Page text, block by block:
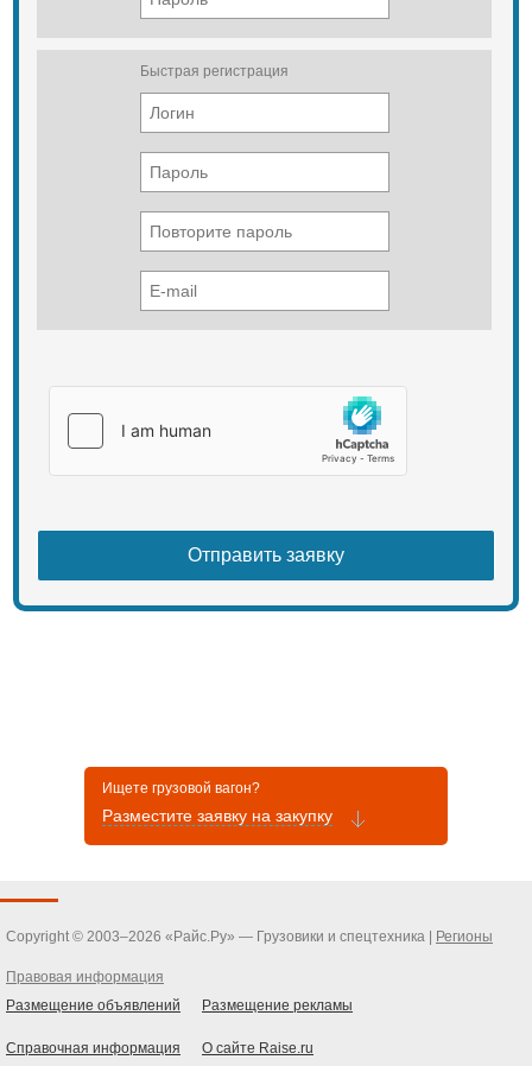
Быстрая регистрация
Ищете грузовой вагон?
Разместите заявку на закупку
Copyright © 2003–2026 «Райс.Ру» — Грузовики и спецтехника | Регионы
Правовая информация
Размещение объявлений
Размещение рекламы
Справочная информация О сайте Raise.ru